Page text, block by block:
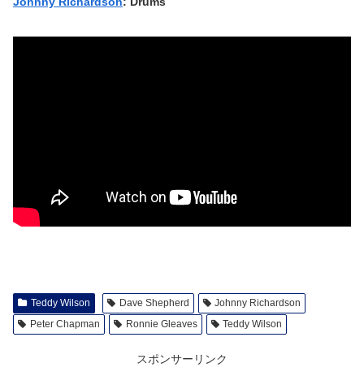
Teddy Wilson Dave Shepherd
Johnny Richardson
Peter Chapman
Ronnie Gleaves Teddy Wilson
スポンサーリンク